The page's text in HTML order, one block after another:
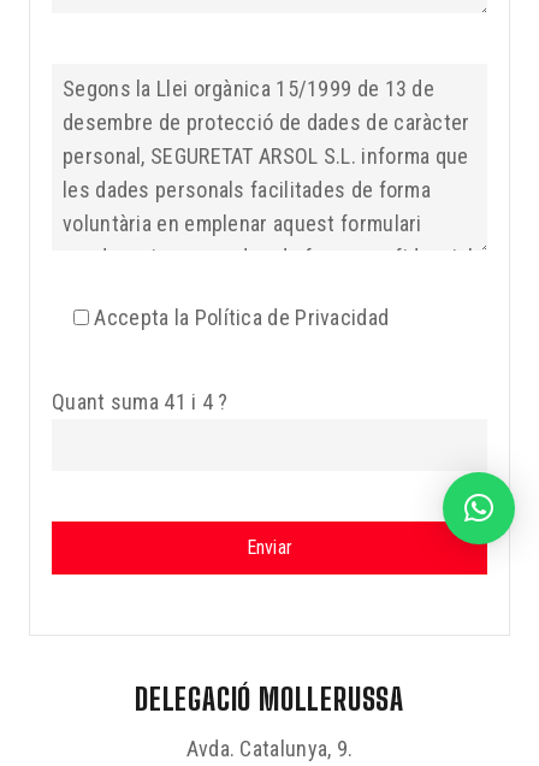
Accepta la Política de Privacidad
Quant suma 41 i 4 ?
DELEGACIÓ MOLLERUSSA
Avda. Catalunya, 9.